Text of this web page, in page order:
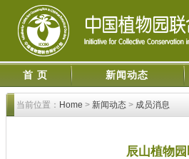
首 页 新闻动态
当前位置： Home > 新闻动态 > 成员消息
辰山植物